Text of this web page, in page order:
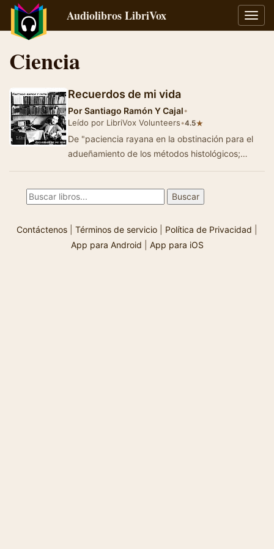
Audiolibros LibriVox
Ciencia
Recuerdos de mi vida
PorSantiago Ramón Y Cajal•
Leído por LibriVox Volunteers•4.5★
De "paciencia rayana en la obstinación para el
adueñamiento de los métodos histológicos;
Contáctenos Términos de servicio Política de Privacidad
App para Android
App para iOS